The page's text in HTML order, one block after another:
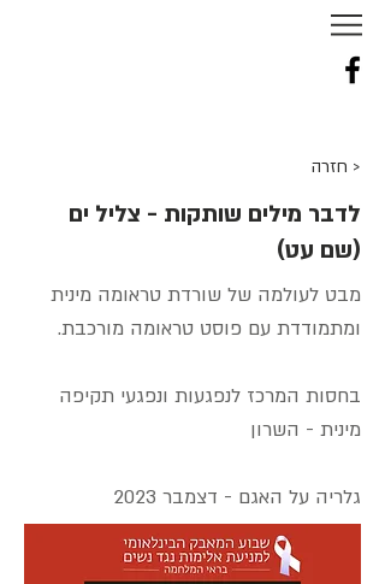
< חזרה
לדבר מילים שותקות - צליל ים
(שם עט)
מבט לעולמה של שורדת טראומה מינית
ומתמודדת עם פוסט טראומה מורכבת.
בחסות המרכז לנפגעות ונפגעי תקיפה
מינית - השרון
גלריה על האגם - דצמבר 2023